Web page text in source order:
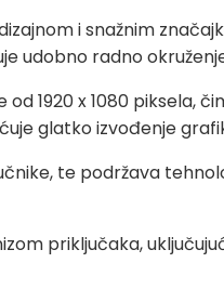
i snažnim
udobno radno
od 1920 x 1080
glatko izvođenje
te podržava
priključaka,